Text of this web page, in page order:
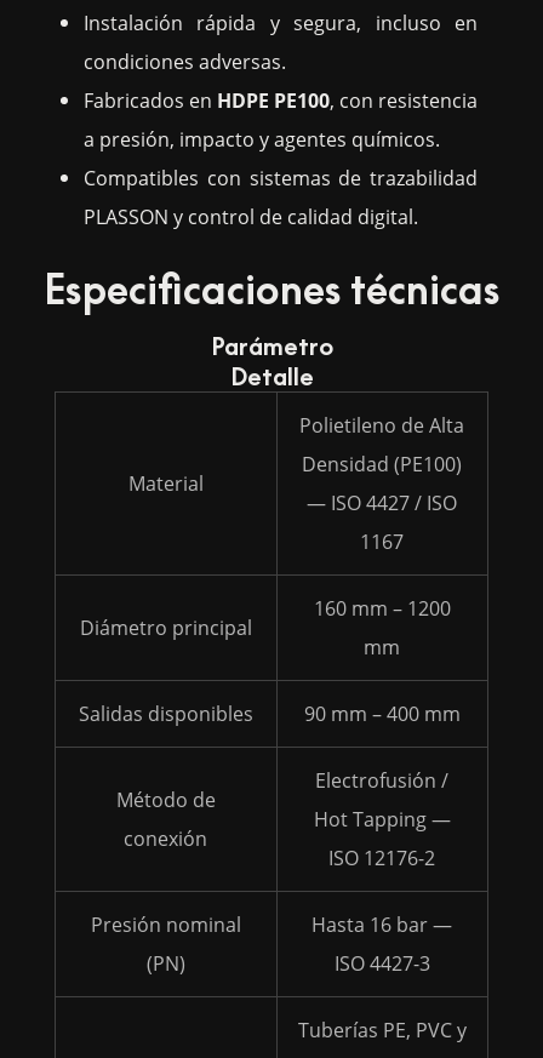
Instalación rápida y segura, incluso en
condiciones adversas.
Fabricados en HDPE PE100, con resistencia
a presión, impacto y agentes químicos.
Compatibles con sistemas de trazabilidad
PLASSON y control de calidad digital.
Especificaciones técnicas
Parámetro
Detalle
Material
Polietileno de Alta
Densidad (PE100)
— ISO 4427 / ISO
1167
Diámetro principal
160 mm – 1200
mm
Salidas disponibles 90 mm – 400 mm
Método de
conexión
Electrofusión /
Hot Tapping —
ISO 12176-2
Presión nominal
(PN)
Hasta 16 bar —
ISO 4427-3
Tuberías PE, PVC y